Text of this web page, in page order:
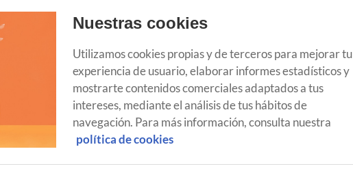
para comunicarnos a través de Internet, aunque han
fueron una buena manera de conocer gente de lugares
hora del día o de la noche podemos encontrar gente
sobre nosotros, por lo que es más fácil romper el
gran ventaja.
Nuestras cookies
Utilizamos cookies propias y de terceros para mejorar tu
experiencia de usuario, elaborar informes estadísticos y
mostrarte contenidos comerciales adaptados a tus
intereses, mediante el análisis de tus hábitos de
navegación. Para más información, consulta nuestra
política de cookies